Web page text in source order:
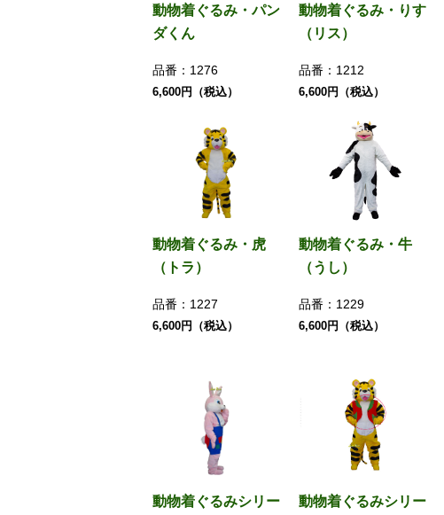
動物着ぐるみ・パン
ダくん
品番： 1276
6,600円（税込）
動物着ぐるみ・りす
（リス）
品番： 1212
6,600円（税込）
動物着ぐるみ・虎
（トラ）
品番： 1227
6,600円（税込）
動物着ぐるみ・牛
（うし）
品番： 1229
6,600円（税込）
動物着ぐるみシリー 動物着ぐるみシリー